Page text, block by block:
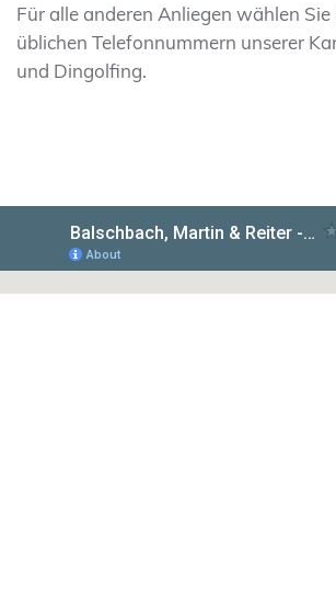
Für alle anderen Anliegen wählen
üblichen Telefonnummern unserer
und Dingolfing.